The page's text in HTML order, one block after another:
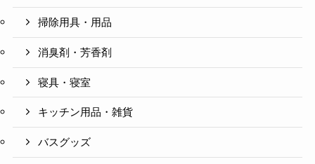
掃除用具・用品
消臭剤・芳香剤
寝具・寝室
キッチン用品・雑貨
バスグッズ